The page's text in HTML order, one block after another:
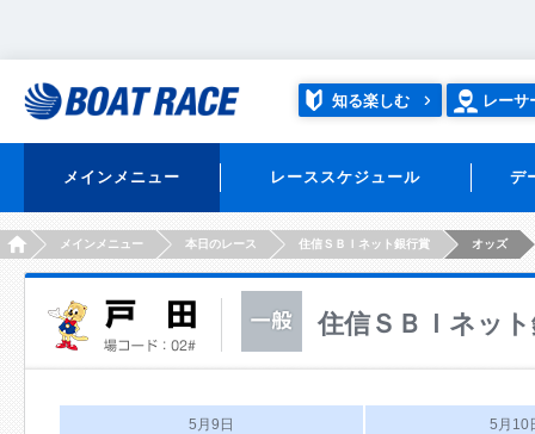
知る楽しむ レーサ
メインメニュー レーススケジュール デ
HOMEメインメニュー 本日のレース 住信ＳＢＩネット銀行賞 オッズ
住信ＳＢＩネッ
5月9日 5月10